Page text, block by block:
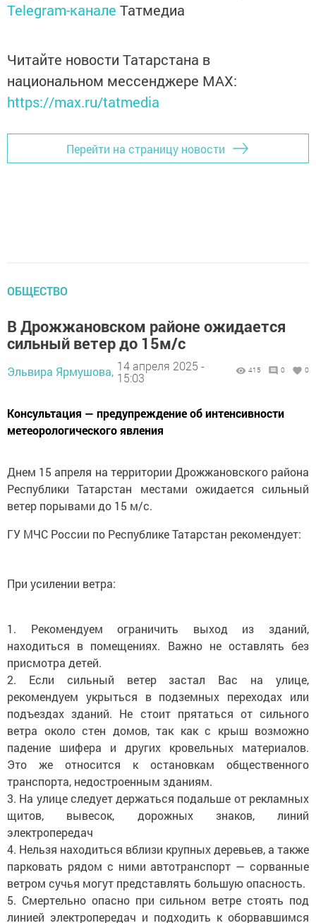
Telegram-канале Татмедиа
Читайте новости Татарстана в
национальном мессенджере MАХ:
https://max.ru/tatmedia
Перейти на страницу новости
ОБЩЕСТВО
В Дрожжановском районе ожидается
сильный ветер до 15м/с
Эльвира Ярмушова, 14 апреля 2025 -
15:03
415 0 0
Консультация — предупреждение об интенсивности
метеорологического явления
Днем 15 апреля на территории Дрожжановского района
Республики Татарстан местами ожидается сильный
ветер порывами до 15 м/с.
ГУ МЧС России по Республике Татарстан рекомендует:
При усилении ветра:
1. Рекомендуем ограничить выход из зданий,
находиться в помещениях. Важно не оставлять без
присмотра детей.
2. Если сильный ветер застал Вас на улице,
рекомендуем укрыться в подземных переходах или
подъездах зданий. Не стоит прятаться от сильного
ветра около стен домов, так как с крыш возможно
падение шифера и других кровельных материалов.
Это же относится к остановкам общественного
транспорта, недостроенным зданиям.
3. На улице следует держаться подальше от рекламных
щитов, вывесок, дорожных знаков, линий
электропередач
4. Нельзя находиться вблизи крупных деревьев, а также
парковать рядом с ними автотранспорт — сорванные
ветром сучья могут представлять большую опасность.
5. Смертельно опасно при сильном ветре стоять под
линией электропередач и подходить к оборвавшимся